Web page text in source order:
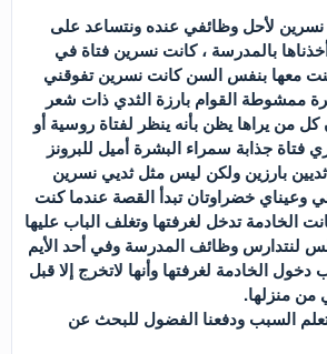
لأحل وظائفي عنده ونتساعد على
بالمدرسة ، كانت نسرين فتاة في
معها بنفس السن كانت نسرين تفوقني
ممشوطة القوام بارزة الثدي ذات شعر
من يراها يظن بأنه ينظر لفتاة روسية أو
فتاة جذابة سمراء البشرة أميل للبرونز
بارزين ولكن ليس مثل ثديي نسرين
وعيناي خضراوتان تبدأ القصة عندما كنت
الخادمة تدخل لغرفتها وتغلف الباب عليها
لنتدارس وظائف المدرسة وفي أحد الأيم
الخادمة لغرفتها وأنها لاتخرج إلا قبل
من منزلها.
السبب ودفعنا الفضول للبحث عن